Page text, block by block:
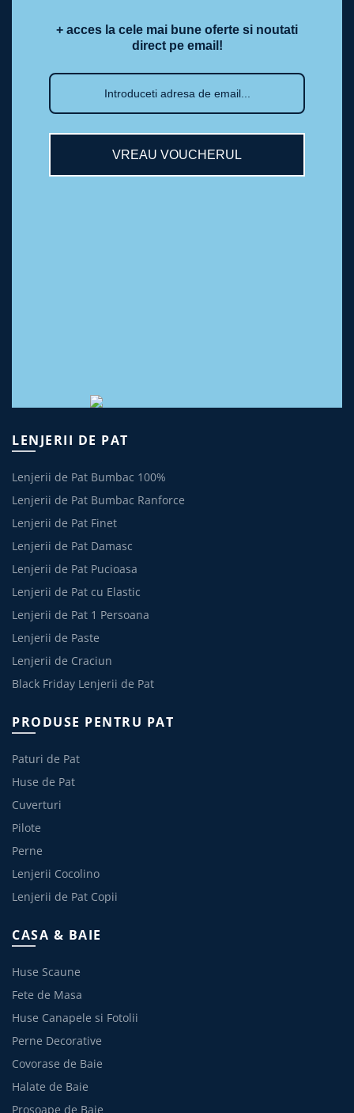
+ acces la cele mai bune oferte si noutati
direct pe email!
VREAU VOUCHERUL
LENJERII DE PAT
Lenjerii de Pat Bumbac 100%
Lenjerii de Pat Bumbac Ranforce
Lenjerii de Pat Finet
Lenjerii de Pat Damasc
Lenjerii de Pat Pucioasa
Lenjerii de Pat cu Elastic
Lenjerii de Pat 1 Persoana
Lenjerii de Paste
Lenjerii de Craciun
Black Friday Lenjerii de Pat
PRODUSE PENTRU PAT
Paturi de Pat
Huse de Pat
Cuverturi
Pilote
Perne
Lenjerii Cocolino
Lenjerii de Pat Copii
CASA & BAIE
Huse Scaune
Fete de Masa
Huse Canapele si Fotolii
Perne Decorative
Covorase de Baie
Halate de Baie
Prosoape de Baie